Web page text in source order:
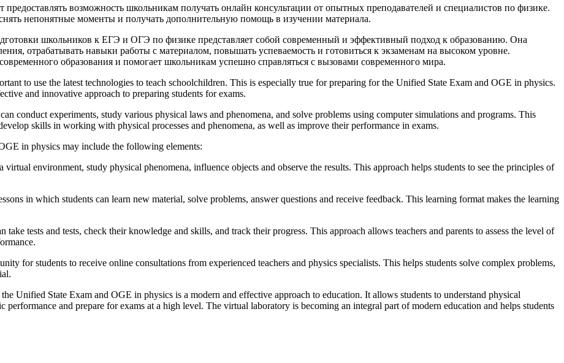
возможность школьникам получать онлайн консультации от опытных преподавателей и специалистов по физике.
непонятные моменты и получать дополнительную помощь в изучении материала.
школьников к ЕГЭ и ОГЭ по физике представляет собой современный и эффективный подход к образованию. Она
отрабатывать навыки работы с материалом, повышать успеваемость и готовиться к экзаменам на высоком уровне.
образования и помогает школьникам успешно справляться с вызовами современного мира.
to use the latest technologies to teach schoolchildren. This is especially true for preparing for the Unified State Exam and OGE in physics.
and innovative approach to preparing students for exams.
conduct experiments, study various physical laws and phenomena, and solve problems using computer simulations and programs. This
skills in working with physical processes and phenomena, as well as improve their performance in exams.
in physics may include the following elements:
environment, study physical phenomena, influence objects and observe the results. This approach helps students to see the principles of
in which students can learn new material, solve problems, answer questions and receive feedback. This learning format makes the learning
tests and tests, check their knowledge and skills, and track their progress. This approach allows teachers and parents to assess the level of
for students to receive online consultations from experienced teachers and physics specialists. This helps students solve complex problems,
Unified State Exam and OGE in physics is a modern and effective approach to education. It allows students to understand physical
performance and prepare for exams at a high level. The virtual laboratory is becoming an integral part of modern education and helps students